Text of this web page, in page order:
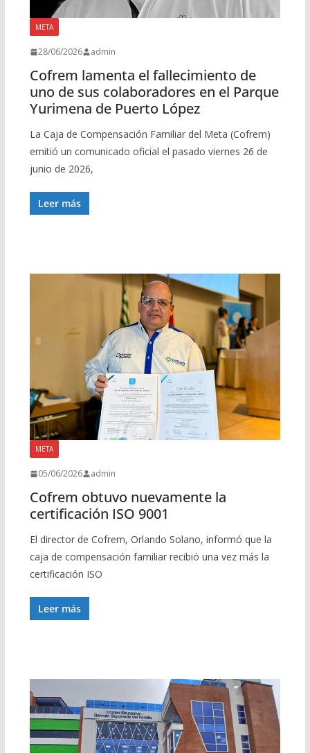
META
28/06/2026 admin
Cofrem lamenta el fallecimiento de
uno de sus colaboradores en el Parque
Yurimena de Puerto López
La Caja de Compensación Familiar del Meta (Cofrem)
emitió un comunicado oficial el pasado viernes 26 de
junio de 2026,
Leer más
META
05/06/2026 admin
Cofrem obtuvo nuevamente la
certificación ISO 9001
El director de Cofrem, Orlando Solano, informó que la
caja de compensación familiar recibió una vez más la
certificación ISO
Leer más